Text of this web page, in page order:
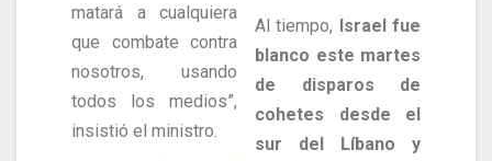
matará a cualquiera
que combate contra
nosotros, usando
todos los medios”,
insistió el ministro.
Al tiempo, Israel fue
blanco este martes
de disparos de
cohetes desde el
sur del Líbano y